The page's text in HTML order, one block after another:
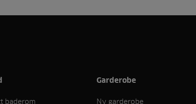
baderom
Garderobe
Ny garderobe